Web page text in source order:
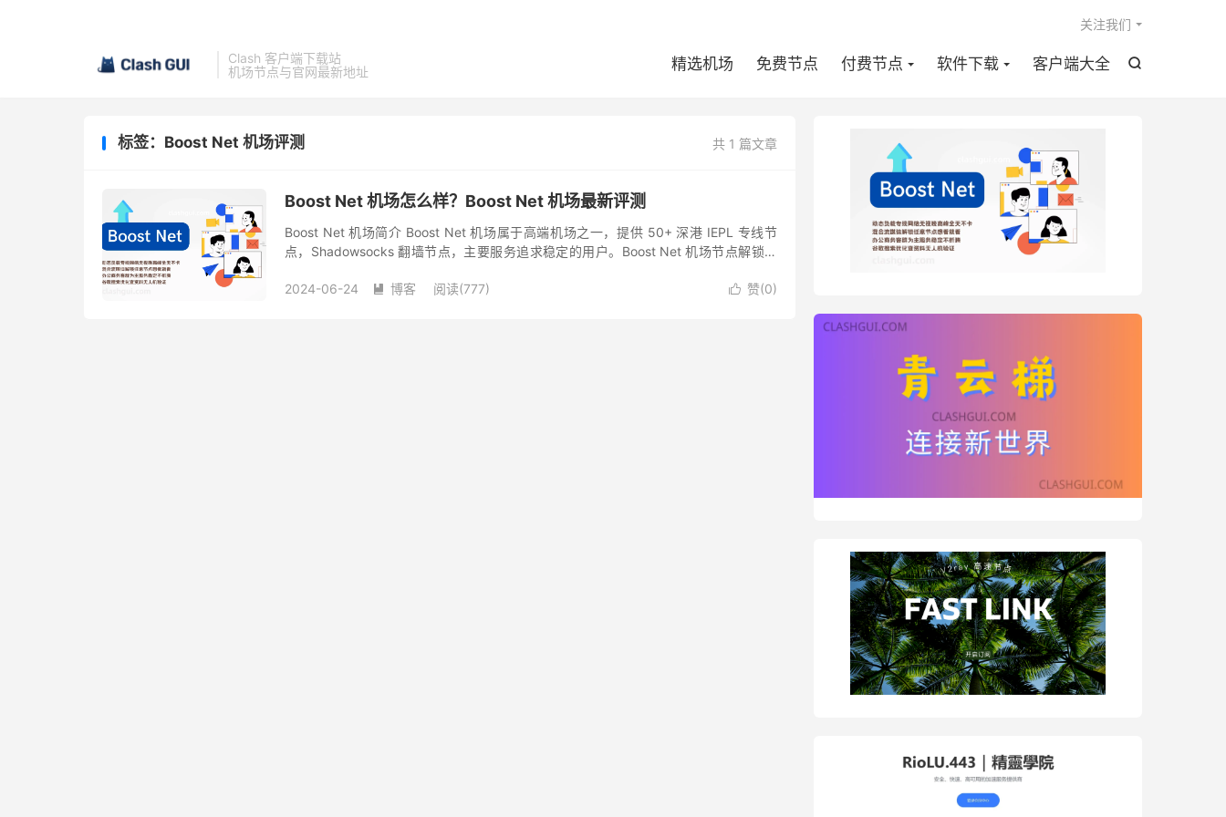
Clash 客户端下载站
机场节点与官网最新地址

精选机场 免费节点 付费节点 软件下载 客户端大全
关注我们
共 1 篇文章
标签：Boost Net 机场评测
Boost Net 机场怎么样？Boost Net 机场最新评测
Boost Net 机场简介 Boost Net 机场属于高端机场之一，提供 50+ 深港 IEPL 专线节
点，Shadowsocks 翻墙节点，主要服务追求稳定的用户。Boost Net 机场节点解锁支
 赞(0)
2024-06-24  博客 阅读(777)